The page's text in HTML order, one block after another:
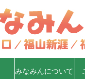
みなみんについて